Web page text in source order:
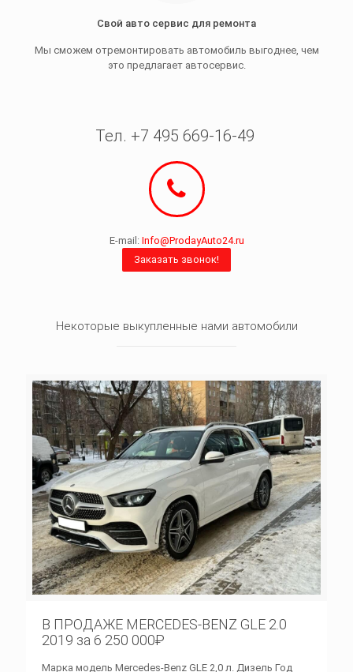
Свой авто сервис для ремонта
Мы сможем отремонтировать автомобиль выгоднее, чем
это предлагает автосервис.
Тел. +7 495 669-16-49
E-mail: Info@ProdayAuto24.ru
Заказать звонок!
Некоторые выкупленные нами автомобили
В ПРОДАЖЕ MERCEDES-BENZ GLE 2.0
2019 за 6 250 000₽
Марка модель Mercedes-Benz GLE 2,0 л. Дизель Год